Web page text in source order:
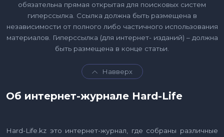
обязательна прямая открытая для поисковых систем
гиперссылка. Ссылка должна быть размещена в
независимости от полного либо частичного использования
материалов. Гиперссылка (для интернет- изданий) – должна
быть размещена в конце статьи.
Навверх
Об интернет-журнале Hard-Life
Hard-Life.kz это интернет-журнал, где собраны различные